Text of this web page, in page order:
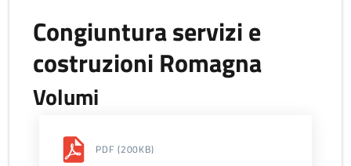
Congiuntura servizi e
costruzioni Romagna
Volumi
PDF (200KB)